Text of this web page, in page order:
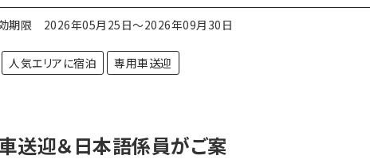
期限 2026年05月25日～2026年09月30日
人気エリアに宿泊
専用車送迎
送迎＆日本語係員がご案